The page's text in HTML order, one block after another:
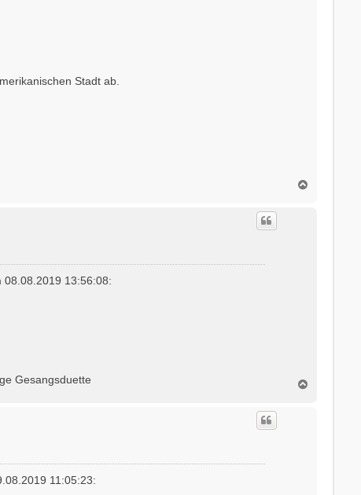
Stadt ab.
08.08.2019 13:56:08:
Gesangsduette
11:05:23: